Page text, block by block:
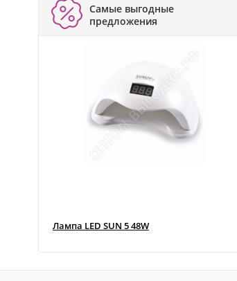
Самые выгодные
предложения
Лампа LED SUN 5 48W